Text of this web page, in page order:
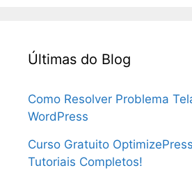
Últimas do Blog
Como Resolver Problema
WordPress
Curso Gratuito
Tutoriais Completos!